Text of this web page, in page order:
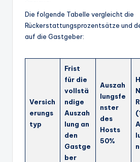
Die folgende Tabelle vergleicht die
Rückerstattungsprozentsätze und
auf die Gastgeber:
Versich
erungs
typ
Frist
für die
vollstä
ndige
Auszah
lung an
den
Gastge
ber
Auszah
lungsfe
nster
des
Hosts
50%